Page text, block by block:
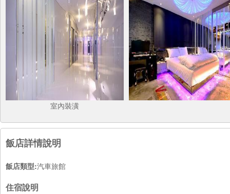
室內裝潢
飯店詳情說明
飯店類型:汽車旅館
住宿說明